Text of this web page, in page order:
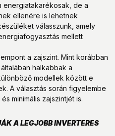
energiatakarékosak, de a
ellenére is lehetnek
válasszunk, amely
mellett
a zajszint. Mint korábban
halkabbak a
modellek között e
A választás során figyelembe
minimális zajszintjét is.
A LEGJOBB INVERTERES